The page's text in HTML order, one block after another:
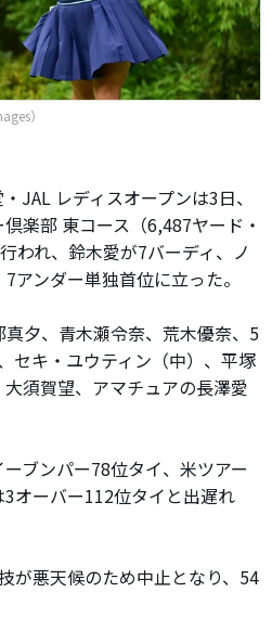
）
JAL レディスオープンは3日、
楽部 東コース（6,487ヤード・
われ、鈴木愛が7バーディ、ノ
アンダー単独首位に立った。
夕、青木瀬令奈、荒木優奈、5
セキ・ユウティン（中）、平塚
須賀望、アマチュアの長澤愛
ブンパー78位タイ、米ツアー
オーバー112位タイと出遅れ
が悪天候のため中止となり、54